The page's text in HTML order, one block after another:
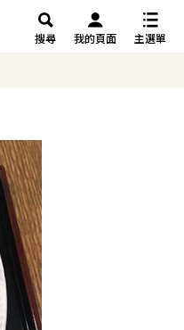
搜尋 我的頁面 主選單